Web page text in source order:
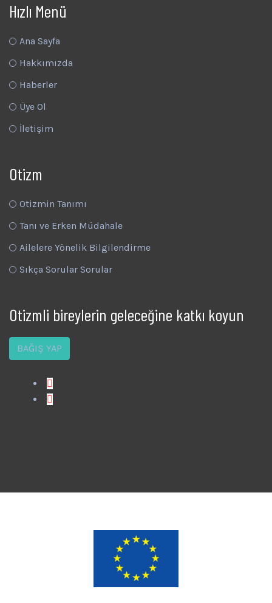
Hızlı Menü
Ana Sayfa
Hakkımızda
Haberler
Üye Ol
İletişim
Otizm
Otizmin Tanımı
Tanı ve Erken Müdahale
Ailelere Yönelik Bilgilendirme
Sıkça Sorular Sorular
Otizmli bireylerin geleceğine katkı koyun
BAĞIŞ YAP